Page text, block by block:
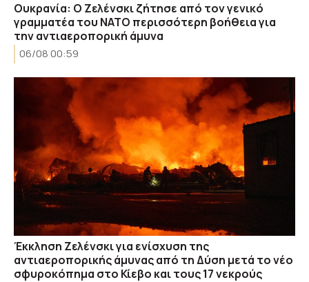
Ουκρανία: Ο Ζελένσκι ζήτησε από τον γενικό
γραμματέα του ΝΑΤΟ περισσότερη βοήθεια για
την αντιαεροπορική άμυνα
06/08 00:59
Έκκληση Ζελένσκι για ενίσχυση της
αντιαεροπορικής άμυνας από τη Δύση μετά το νέο
σφυροκόπημα στο Κίεβο και τους 17 νεκρούς